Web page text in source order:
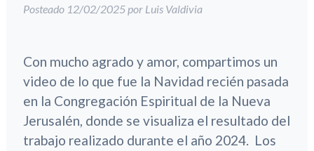
Posteado 12/02/2025 por Luis Valdivia
Con mucho agrado y amor, compartimos un
video de lo que fue la Navidad recién pasada
en la Congregación Espiritual de la Nueva
Jerusalén, donde se visualiza el resultado del
trabajo realizado durante el año 2024. Los